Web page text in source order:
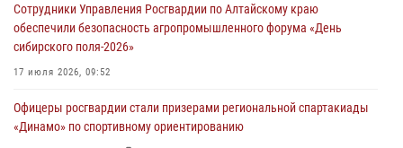
Сотрудники Управления Росгвардии по Алтайскому краю
обеспечили безопасность агропромышленного форума «День
сибирского поля-2026»
17 июля 2026, 09:52
Офицеры росгвардии стали призерами региональной спартакиады
«Динамо» по спортивному ориентированию